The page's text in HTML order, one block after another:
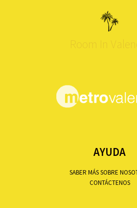
Room In
AYUDA
SABER MÁS SOBRE
CONTÁCTENOS